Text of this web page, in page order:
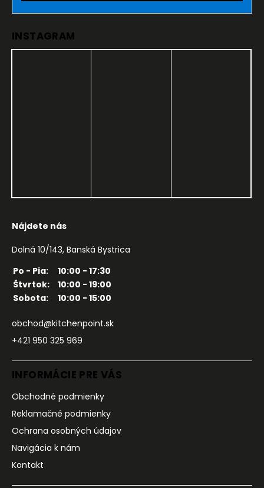
INSTAGRAM
Nájdete nás
Dolná 10/143, Banská Bystrica
Po - Pia:
10:00 - 17:30
Štvrtok:
10:00 - 19:00
Sobota:
10:00 - 15:00
obchod@kitchenpoint.sk
+421 950 325 969
INFORMÁCIE PRE VÁS
Obchodné podmienky
Reklamačné podmienky
Ochrana osobných údajov
Navigácia k nám
Kontakt